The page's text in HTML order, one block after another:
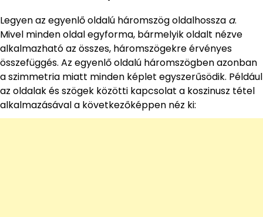
Legyen az egyenlő oldalú háromszög oldalhossza a.
Mivel minden oldal egyforma, bármelyik oldalt nézve
alkalmazható az összes, háromszögekre érvényes
összefüggés. Az egyenlő oldalú háromszögben azonban
a szimmetria miatt minden képlet egyszerűsödik. Például
az oldalak és szögek közötti kapcsolat a koszinusz tétel
alkalmazásával a következőképpen néz ki: